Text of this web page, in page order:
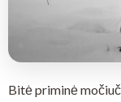
Bitė priminė